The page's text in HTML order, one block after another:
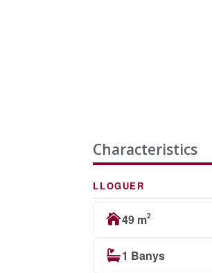
Characteristics
LLOGUER
49 m2
1 Banys